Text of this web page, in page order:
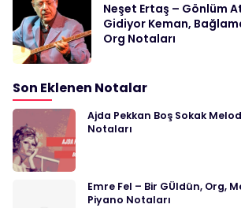
Neşet Ertaş – Gönlüm
Gidiyor Keman,
Org Notaları
Son Eklenen Notalar
Ajda Pekkan Boş Sokak
Notaları
Emre Fel – Bir GÜldün, Org,
Piyano Notaları